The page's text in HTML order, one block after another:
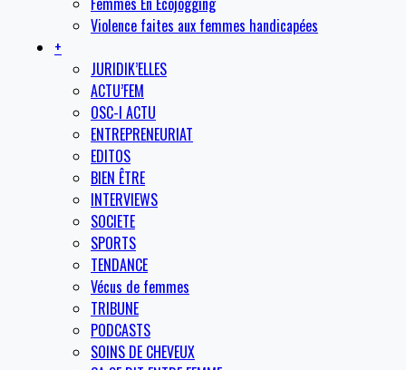
Violence faites aux femmes handicapées
+
JURIDIK’ELLES
ACTU’FEM
OSC-I ACTU
ENTREPRENEURIAT
EDITOS
BIEN ÊTRE
INTERVIEWS
SOCIETE
SPORTS
TENDANCE
Vécus de femmes
TRIBUNE
PODCASTS
SOINS DE CHEVEUX